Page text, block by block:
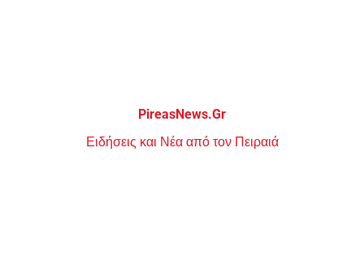
PireasNews.Gr
Ειδήσεις και Νέα από τον Πειραιά